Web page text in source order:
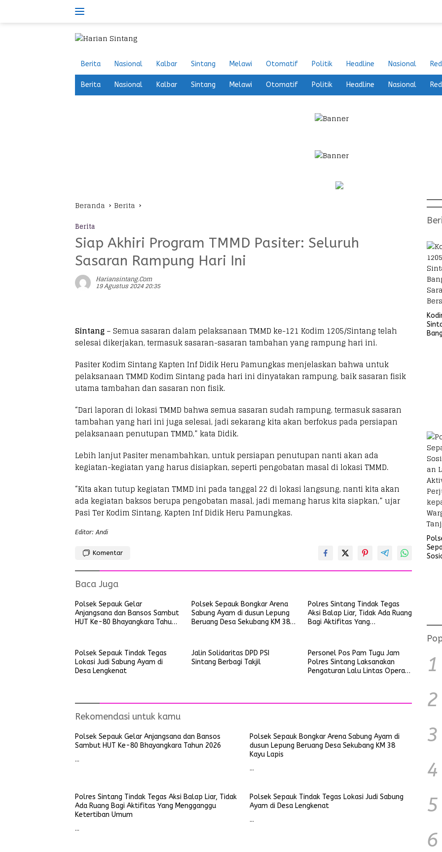
Berita Nasional Kalbar Sintang Melawi Otomatif Politik Headline Nasional
Berita Nasional Kalbar Sintang Melawi Otomatif Politik Headline Nasional
Beranda Berita
Berita
Siap Akhiri Program TMMD Pasiter: Seluruh
Sasaran Rampung Hari Ini
Hariansintang.com
19 Agustus 2024 20:35
Sintang– Semua sasaran dalam pelaksanaan TMMD ke-121 Kodim 1205/Sintang telah
selesai dikerjakan, termasuk sasaran-sasaran tambahan yang rampung hari ini.
Pasiter Kodim Sintang Kapten Inf Didik Heru Pamungkas menjelaskan bahwa untuk
pelaksanaan TMMD Kodim Sintang pada hari ini dinyatakan rampung, baik sasaran fisik
utama tambahan dan sasaran non fisik.
“Dari laporan di lokasi TMMD bahwa semua sasaran sudah rampung, termasuk sasaran
tambahan yang hari ini juga selesai, jadi sekarang kita akan berfokus pada persiapan
pelaksanaan penutupan TMMD,” kata Didik.
Lebih lanjut Pasiter menambahkan, untuk persiapan penutupan nanti akan ada
kegiatan-kegiatan yang harus disiapkan, seperti pengobatan masal di lokasi TMMD.
“Kita akan tutup kegiatan TMMD ini pada tanggal 22 di lokasi langsung, nanti kita akan
ada kegiatan baksos berupa pengobatan masal, jadi memang harus kita siapkan,” ujar
Pasi Ter Kodim Sintang, Kapten Inf Didik Heru Pamungkas.
Editor: Andi
Komentar
Baca Juga
Polsek Sepauk Gelar
Anjangsana dan Bansos Sambut
HUT Ke-80 Bhayangkara Tahun
Polsek Sepauk Bongkar Arena
Sabung Ayam di dusun Lepung
Beruang Desa Sekubang KM 38
Polres Sintang Tindak Tegas
Aksi Balap Liar, Tidak Ada Ruang
Bagi Aktifitas Yang
Polsek Sepauk Tindak Tegas
Lokasi Judi Sabung Ayam di
Desa Lengkenat
Jalin Solidaritas DPD PSI
Sintang Berbagi Takjil
Personel Pos Pam Tugu Jam
Polres Sintang Laksanakan
Pengaturan Lalu Lintas Operasi
Rekomendasi untuk kamu
Polsek Sepauk Gelar Anjangsana dan Bansos
Sambut HUT Ke-80 Bhayangkara Tahun 2026
…
Polsek Sepauk Bongkar Arena Sabung Ayam di
dusun Lepung Beruang Desa Sekubang KM 38
Kayu Lapis
…
Polres Sintang Tindak Tegas Aksi Balap Liar, Tidak
Ada Ruang Bagi Aktifitas Yang Mengganggu
Ketertiban Umum
…
Polsek Sepauk Tindak Tegas Lokasi Judi Sabung
Ayam di Desa Lengkenat
…
1
2
3
4
5
6